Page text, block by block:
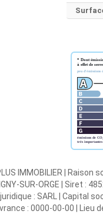
IMMOBILIER | Raison
SUR-ORGE | Siret :
: SARL | Capital
: 0000-00-00 | Lieu